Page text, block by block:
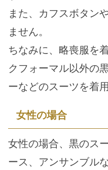
また、カフスボタン
ません。
ちなみに、略喪服を
クフォーマル以外の
ーなどのスーツを着
女性の場合
女性の場合、黒のス
ース、アンサンブル